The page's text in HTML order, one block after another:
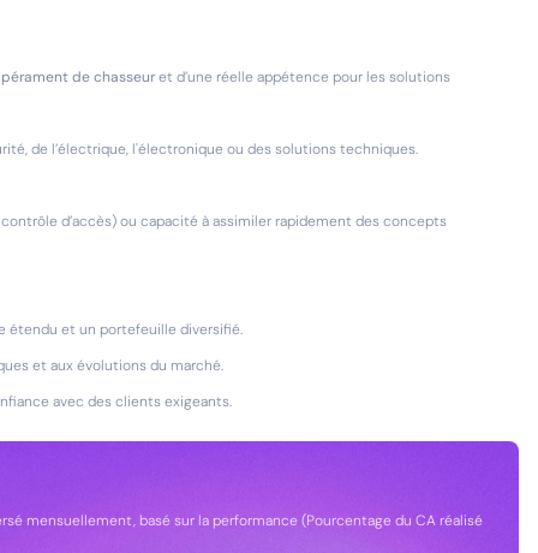
de chasseuret d’une réelle appétence pour les solutions
de l’électrique, l'électronique ou des solutions techniques.
d’accès) ou capacité à assimiler rapidement des concepts
étendu et un portefeuille diversifié.
et aux évolutions du marché.
avec des clients exigeants.
mensuellement, basé sur la performance (Pourcentage du CA réalisé